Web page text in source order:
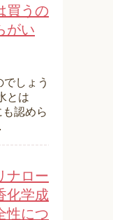
買うの
がい
しょう
とは
も認めら
ナロー
化学成
性につ